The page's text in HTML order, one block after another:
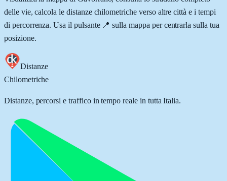
delle vie, calcola le distanze chilometriche verso altre città e i tempi
di percorrenza. Usa il pulsante 📍 sulla mappa per centrarla sulla tua
posizione.
Distanze
Chilometriche
Distanze, percorsi e traffico in tempo reale in tutta Italia.